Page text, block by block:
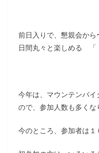
前日入りで、懇親会から
日間丸々と楽しめる
今年は、マウンテンバ
ので、参加人数も多くな
今のところ、参加者は１